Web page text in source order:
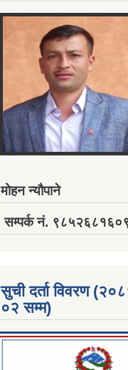
मोहन न्यौपाने
सम्पर्क नं.
सुची दर्ता विवरण
०२ सम्म)